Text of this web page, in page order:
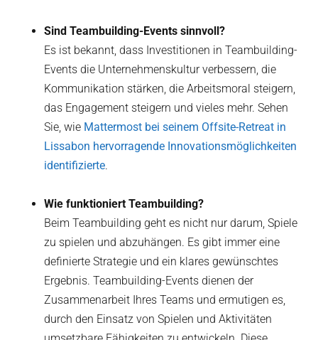
Sind Teambuilding-Events sinnvoll?
Es ist bekannt, dass Investitionen in Teambuilding-
Events die Unternehmenskultur verbessern, die
Kommunikation stärken, die Arbeitsmoral steigern,
das Engagement steigern und vieles mehr. Sehen
Sie, wie Mattermost bei seinem Offsite-Retreat in
Lissabon hervorragende Innovationsmöglichkeiten
identifizierte.
Wie funktioniert Teambuilding?
Beim Teambuilding geht es nicht nur darum, Spiele
zu spielen und abzuhängen. Es gibt immer eine
definierte Strategie und ein klares gewünschtes
Ergebnis. Teambuilding-Events dienen der
Zusammenarbeit Ihres Teams und ermutigen es,
durch den Einsatz von Spielen und Aktivitäten